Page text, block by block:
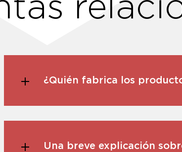
¿Quién fabrica los
Una breve explicación